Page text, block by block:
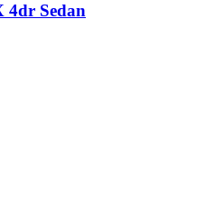
4dr Sedan